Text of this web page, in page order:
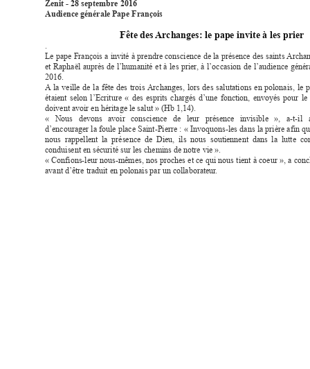
Zenit - 28 septembre 2016
Audience générale Pape François
Fête des Archanges: le pape invite à les prier
.
Le pape François a invité à prendre conscience de la présence des saints
et Raphaël auprès de l’humanité et à les prier, à l’occasion de l’audience
2016.
A la veille de la fête des trois Archanges, lors des salutations en polonais, le
étaient selon l’Ecriture « des esprits chargés d’une fonction, envoyés pour le
doivent avoir en héritage le salut » (Hb 1,14).
«
Nous devons avoir conscience de leur présence invisible », a-t-il
d’encourager la foule place Saint-Pierre : « Invoquons-les dans la prière afin
nous  rappellent la  présence de  Dieu, ils  nous soutiennent  dans la  lutte
conduisent en sécurité sur les chemins de notre vie ».
« Confions-leur nous-mêmes, nos proches et ce qui nous tient à coeur », a
avant d’être traduit en polonais par un collaborateur.